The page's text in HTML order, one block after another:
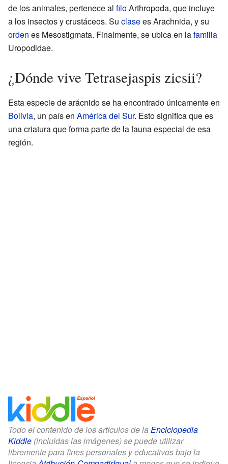
de los animales, pertenece al filoArthropoda, que incluye
a los insectos y crustáceos. Su clasees Arachnida, y su
orden es Mesostigmata. Finalmente, se ubica en lafamilia
Uropodidae.
¿Dónde vive Tetrasejaspis zicsii?
Esta especie de arácnido se ha encontrado únicamente en
Bolivia, un país en América del Sur. Esto significa que es
una criatura que forma parte de la fauna especial de esa
región.
Todo el contenido de los artículos de la Enciclopedia
Kiddle (incluidas las imágenes) se puede utilizar
libremente para fines personales y educativos bajo la